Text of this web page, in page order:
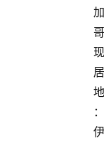
加
哥
现
居
地
：
伊